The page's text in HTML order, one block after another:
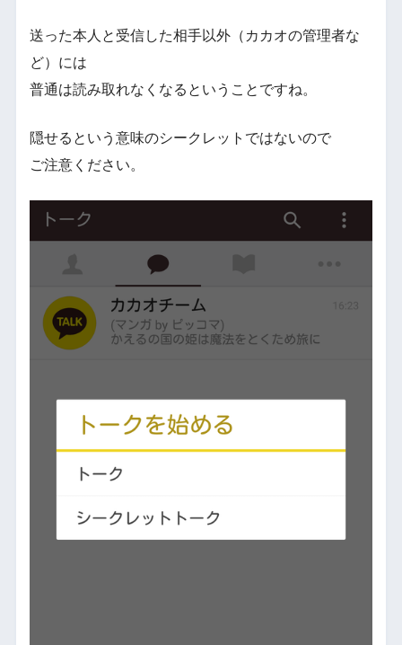
送った本人と受信した相手以外（カカオの管理者な
ど）には
普通は読み取れなくなるということですね。
隠せるという意味のシークレットではないので
ご注意ください。